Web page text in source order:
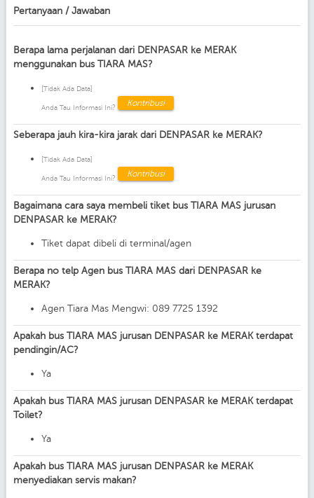
Pertanyaan / Jawaban
Berapa lama perjalanan dari DENPASAR ke MERAK
menggunakan bus TIARA MAS?
[Tidak Ada Data]
Anda Tau Informasi Ini? Kontribusi
Seberapa jauh kira-kira jarak dari DENPASAR ke MERAK?
[Tidak Ada Data]
Anda Tau Informasi Ini? Kontribusi
Bagaimana cara saya membeli tiket bus TIARA MAS jurusan
DENPASAR ke MERAK?
Tiket dapat dibeli di terminal/agen
Berapa no telp Agen bus TIARA MAS dari DENPASAR ke
MERAK?
Agen Tiara Mas Mengwi: 089 7725 1392
Apakah bus TIARA MAS jurusan DENPASAR ke MERAK terdapat
pendingin/AC?
Ya
Apakah bus TIARA MAS jurusan DENPASAR ke MERAK terdapat
Toilet?
Ya
Apakah bus TIARA MAS jurusan DENPASAR ke MERAK
menyediakan servis makan?